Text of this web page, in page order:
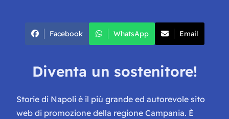
Facebook WhatsApp Email
Diventa un sostenitore!
Storie di Napoli è il più grande ed autorevole sito
web di promozione della regione Campania. È